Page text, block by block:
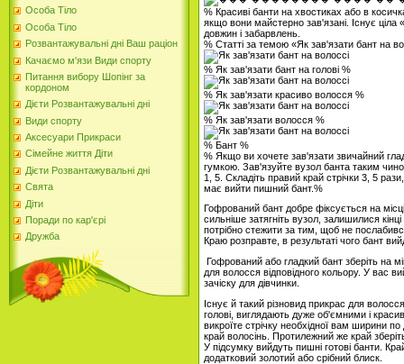
Особа Тіло
Особа Тіло
Розвантажувальні дні Ваш раціон
Качаємо м'язи Види спорту
Питання вибору Шопінг за
кордоном
Дієти Розвантажувальні дні
Види спорту
Аксесуари Прикраси
Сімейне життя Діти
Дієти Розвантажувальні дні
Свята
Діти
Поради по кар'єрі
Дружба
% Красиві банти на хвостиках або в
якщо вони майстерно зав'язані. Існує ціла
довжин і забарвлень.
% Статті за темою «Як зав'язати бант на
% Як зав'язати бант на голові %
% Як зав'язати красиво волосся %
% Як зав'язати волосся %
% Бант %
% Якщо ви хочете зав'язати звичайний
гумкою. Зав'язуйте вузол банта таким
1, 5. Складіть правий край стрічки 3, 5
має вийти пишний бант.%
Гофрований бант добре фіксується на
сильніше затягніть вузол, залишилися
потрібно стежити за тим, щоб не
Краю розправте, в результаті чого бант
Гофрований або гладкий бант зберіть на
для волосся відповідного кольору. У вас
зачіску для дівчинки.
Існує й такий різновид прикрас для
голові, виглядають дуже об'ємними і
викроїте стрічку необхідної вам ширини
край волосінь. Протилежний же край
У підсумку вийдуть пишні готові банти.
додатковий золотий або срібний блиск.